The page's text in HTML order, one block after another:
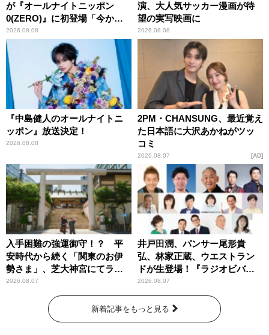
が『オールナイトニッポン
0(ZERO)』に初登場「今から
とてもワクワクしておりま
す！」
2026.08.08
演、大人気サッカー漫画が待
望の実写映画に
2026.08.08
『中島健人のオールナイトニ
ッポン』放送決定！
2026.08.08
2PM・CHANSUNG、最近覚え
た日本語に大沢あかねがツッ
コミ
2026.08.07 AD
入手困難の強運御守！？ 平
安時代から続く「関東のお伊
勢さま」、芝大神宮にてラン
パンプスが合格祈願！
2026.08.07
井戸田潤、パンサー尾形貴
弘、林家正蔵、ウエストラン
ドが生登場！『ラジオビバリ
ー昼ズ』
2026.08.07
新着記事をもっと見る